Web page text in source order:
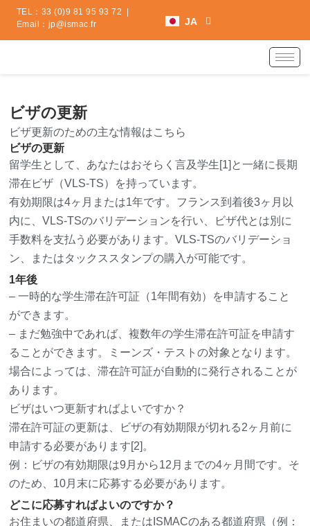
を
TEL： 33 (0)9 81 95 93 72
Email： jp@ismac.fr JA
ZH
ビザの更新
ビザ更新のための主な情報はこちら
ビザの更新
留学生として、あなたはおそらく言及学生[1]と一緒に長期
滞在ビザ（VLS-TS）を持っています。
有効期限は4ヶ月または1年です。フランス到着後3ヶ月以
内に、VLS-TSのバリデーションを行い、ビザ代とは別に
手数料を支払う必要があります。VLS-TSのバリデーショ
ン、またはタックススタンプの購入が可能です。
1年後
– 一時的な学生滞在許可証（1年間有効）を申請すること
ができます。
– まだ勉強中であれば、複数年の学生滞在許可証を申請す
ることができます。ミーンズ・テストの対象となります。
場合によっては、滞在許可証が自動的に発行されることが
あります。
ビザはいつ更新すればよいですか？
滞在許可証の更新は、ビザの有効期限が切れる2ヶ月前に
申請する必要があります[2]。
例：ビザの有効期限は9月から12月までの4ヶ月間です。そ
のため、10月末に応募する必要があります。
どこに応募すればよいのですか？
お住まいの都道府県、またはISMACのある都道府県（例：